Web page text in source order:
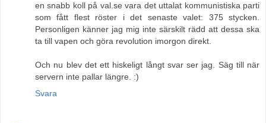
en snabb koll på val.se vara det uttalat kommunistiska parti
som fått flest röster i det senaste valet: 375 stycken.
Personligen känner jag mig inte särskilt rädd att dessa ska
ta till vapen och göra revolution imorgon direkt.
Och nu blev det ett hiskeligt långt svar ser jag. Säg till när
servern inte pallar längre. :)
Svara